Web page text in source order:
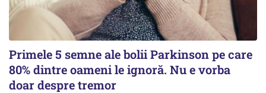
Primele 5 semne ale bolii Parkinson pe care
80% dintre oameni le ignoră. Nu e vorba
doar despre tremor